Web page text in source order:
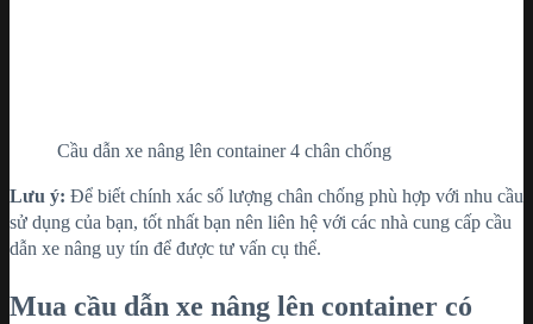
Cầu dẫn xe nâng lên container 4 chân chống
Lưu ý: Để biết chính xác số lượng chân chống phù hợp với nhu cầu
sử dụng của bạn, tốt nhất bạn nên liên hệ với các nhà cung cấp cầu
dẫn xe nâng uy tín để được tư vấn cụ thể.
Mua cầu dẫn xe nâng lên container có